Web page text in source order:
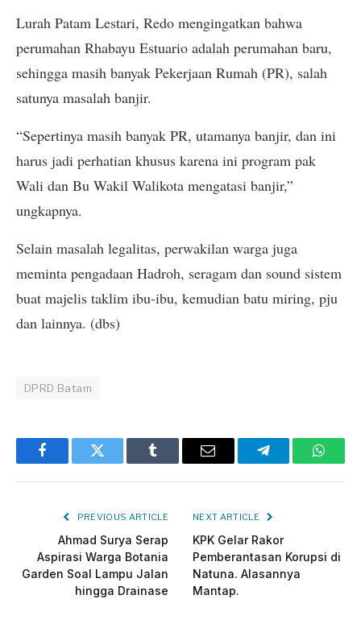
Lurah Patam Lestari, Redo mengingatkan bahwa
perumahan Rhabayu Estuario adalah perumahan baru,
sehingga masih banyak Pekerjaan Rumah (PR), salah
satunya masalah banjir.
“Sepertinya masih banyak PR, utamanya banjir, dan ini
harus jadi perhatian khusus karena ini program pak
Wali dan Bu Wakil Walikota mengatasi banjir,”
ungkapnya.
Selain masalah legalitas, perwakilan warga juga
meminta pengadaan Hadroh, seragam dan sound sistem
buat majelis taklim ibu-ibu, kemudian batu miring, pju
dan lainnya. (dbs)
DPRD Batam
FacebookTwitter Tumblr Email Telegram
PREVIOUS ARTICLE
Ahmad Surya Serap
Aspirasi Warga Botania
Garden Soal Lampu Jalan
hingga Drainase
NEXT ARTICLE
KPK Gelar Rakor
Pemberantasan Korupsi di
Natuna. Alasannya
Mantap.